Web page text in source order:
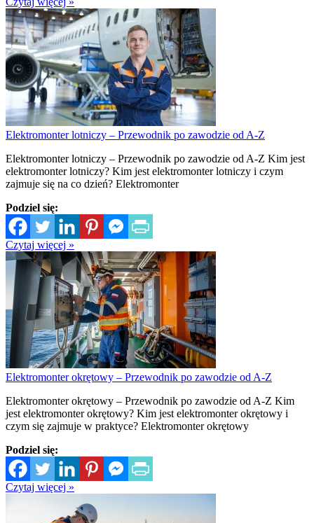
Elektromonter lotniczy – Przewodnik po zawodzie od A-Z
Elektromonter lotniczy – Przewodnik po zawodzie od A-Z Kim jest
elektromonter lotniczy? Kim jest elektromonter lotniczy i czym
zajmuje się na co dzień? Elektromonter
Podziel się:
Czytaj więcej »
Elektromonter okrętowy – Przewodnik po zawodzie od A-Z
Elektromonter okrętowy – Przewodnik po zawodzie od A-Z Kim
jest elektromonter okrętowy? Kim jest elektromonter okrętowy i
czym się zajmuje w praktyce? Elektromonter okrętowy
Podziel się:
Czytaj więcej »